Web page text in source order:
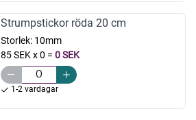
Strumpstickor röda 20 cm
Storlek: 10mm
85 SEK x 0 = 0 SEK
1-2 vardagar